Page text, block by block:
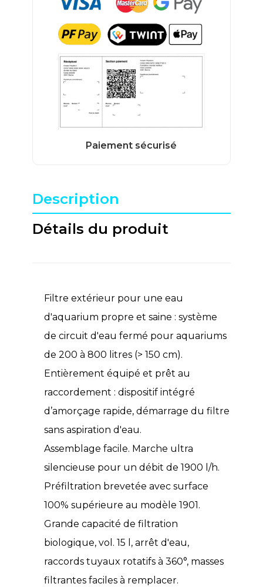
Description
Détails du produit
Filtre extérieur pour une eau
d'aquarium propre et saine : système
de circuit d'eau fermé pour aquariums
de 200 à 800 litres (> 150 cm).
Entièrement équipé et prêt au
raccordement : dispositif intégré
d’amorçage rapide, démarrage du filtre
sans aspiration d'eau.
Assemblage facile. Marche ultra
silencieuse pour un débit de 1900 l/h.
Préfiltration brevetée avec surface
100% supérieure au modèle 1901.
Grande capacité de filtration
biologique, vol. 15 l, arrêt d'eau,
raccords tuyaux rotatifs à 360°, masses
filtrantes faciles à remplacer.